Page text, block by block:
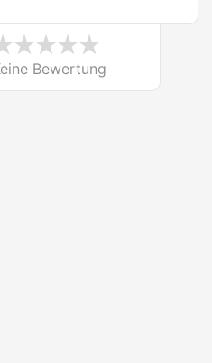
Bewertung